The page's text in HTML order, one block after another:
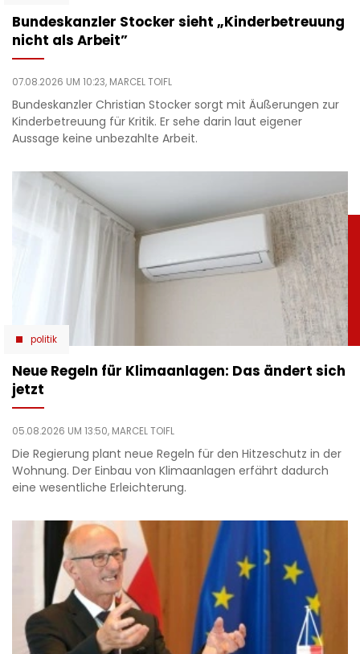
Bundeskanzler Stocker sieht „Kinderbetreuung
nicht als Arbeit”
07.08.2026 UM 10:23, MARCEL TOIFL
Bundeskanzler Christian Stocker sorgt mit Äußerungen zur
Kinderbetreuung für Kritik. Er sehe darin laut eigener
Aussage keine unbezahlte Arbeit.
politik
Neue Regeln für Klimaanlagen: Das ändert sich
jetzt
05.08.2026 UM 13:50, MARCEL TOIFL
Die Regierung plant neue Regeln für den Hitzeschutz in der
Wohnung. Der Einbau von Klimaanlagen erfährt dadurch
eine wesentliche Erleichterung.